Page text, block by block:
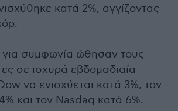
κατά 2%, αγγίζοντας
για συμφωνία ώθησαν τους
σε ισχυρά εβδομαδιαία
να ενισχύεται κατά 3%, τον
και τον Nasdaq κατά 6%.